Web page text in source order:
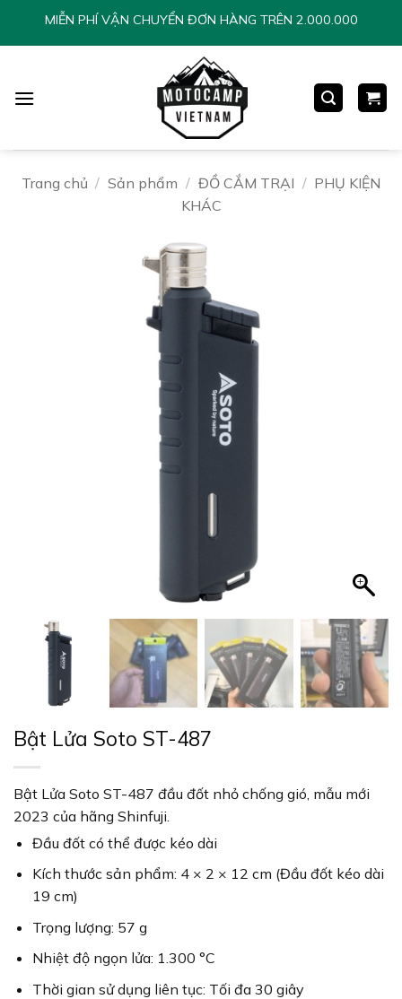
ChuyểnMIỄN PHÍ VẬN CHUYỂN ĐƠN HÀNG TRÊN 2.000.000
Trang chủ / Sản phẩm / ĐỒ CẮM TRẠI / PHỤ KIỆN
KHÁC
Bật Lửa Soto ST-487
Bật Lửa Soto ST-487 đầu đốt nhỏ chống gió, mẫu mới
2023 của hãng Shinfuji.
Đầu đốt có thể được kéo dài
Kích thước sản phẩm: 4 × 2 × 12 cm (Đầu đốt kéo dài
19 cm)
Trọng lượng: 57 g
Nhiệt độ ngọn lửa: 1.300 °C
Thời gian sử dụng liên tục: Tối đa 30 giây